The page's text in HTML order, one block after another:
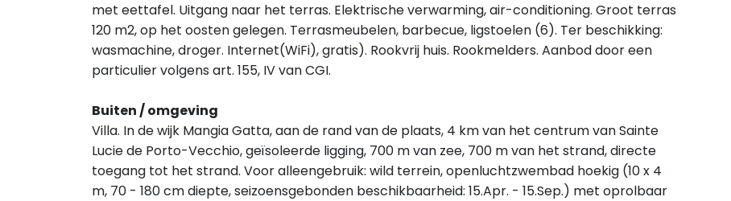
met eettafel. Uitgang naar het terras. Elektrische verwarming, air-conditioning. Groot terras
120 m2, op het oosten gelegen. Terrasmeubelen, barbecue, ligstoelen (6). Ter beschikking:
wasmachine, droger. Internet(WiFi), gratis). Rookvrij huis. Rookmelders. Aanbod door een
particulier volgens art. 155, IV van CGI.
Buiten / omgeving
Villa. In de wijk Mangia Gatta, aan de rand van de plaats, 4 km van het centrum van Sainte
Lucie de Porto-Vecchio, geïsoleerde ligging, 700 m van zee, 700 m van het strand, directe
toegang tot het strand. Voor alleengebruik: wild terrein, openluchtzwembad hoekig (10 x 4
m, 70 - 180 cm diepte, seizoensgebonden beschikbaarheid: 15.Apr. - 15.Sep.) met oprolbaar